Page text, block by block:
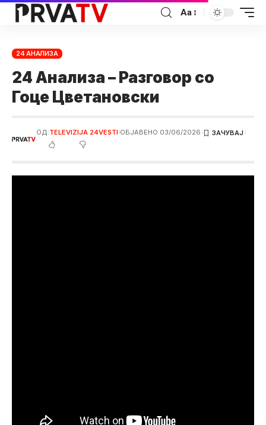
Аа
24 АНАЛИЗА
24 Анализа – Разговор со
Гоце Цветановски
ОД:TELEVIZIJA 24VESTI ОБЈАВЕНО 03/06/2026